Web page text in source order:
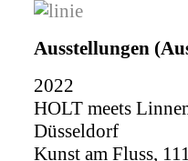
Ausstellungen
2022
HOLT meets
Düsseldorf
Kunst am Fluss,